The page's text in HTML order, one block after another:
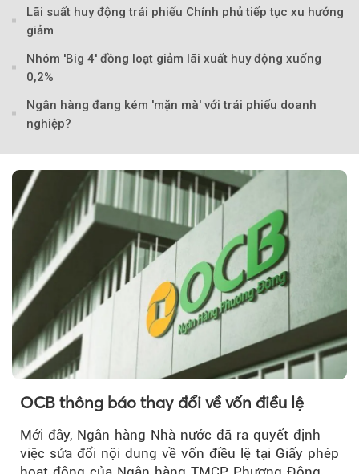
Theo
Lãi suất huy động trái phiếu Chính phủ tiếp tục xu hướng
giảm
Nhóm 'Big 4' đồng loạt giảm lãi xuất huy động xuống
0,2%
Ngân hàng đang kém 'mặn mà' với trái phiếu doanh
nghiệp?
OCB thông báo thay đổi về vốn điều lệ
Mới đây, Ngân hàng Nhà nước đã ra quyết định
việc sửa đổi nội dung về vốn điều lệ tại Giấy phép